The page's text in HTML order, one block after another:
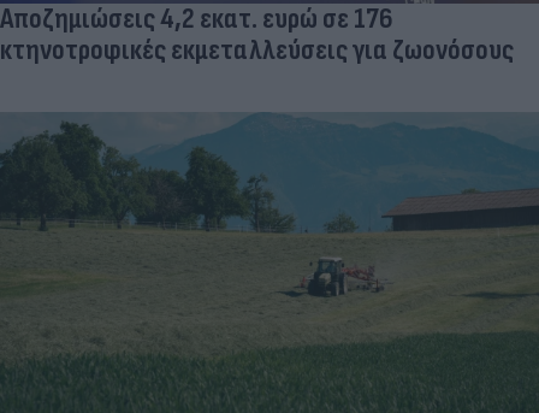
Αποζημιώσεις 4,2 εκατ. ευρώ σε 176
κτηνοτροφικές εκμεταλλεύσεις για ζωονόσους